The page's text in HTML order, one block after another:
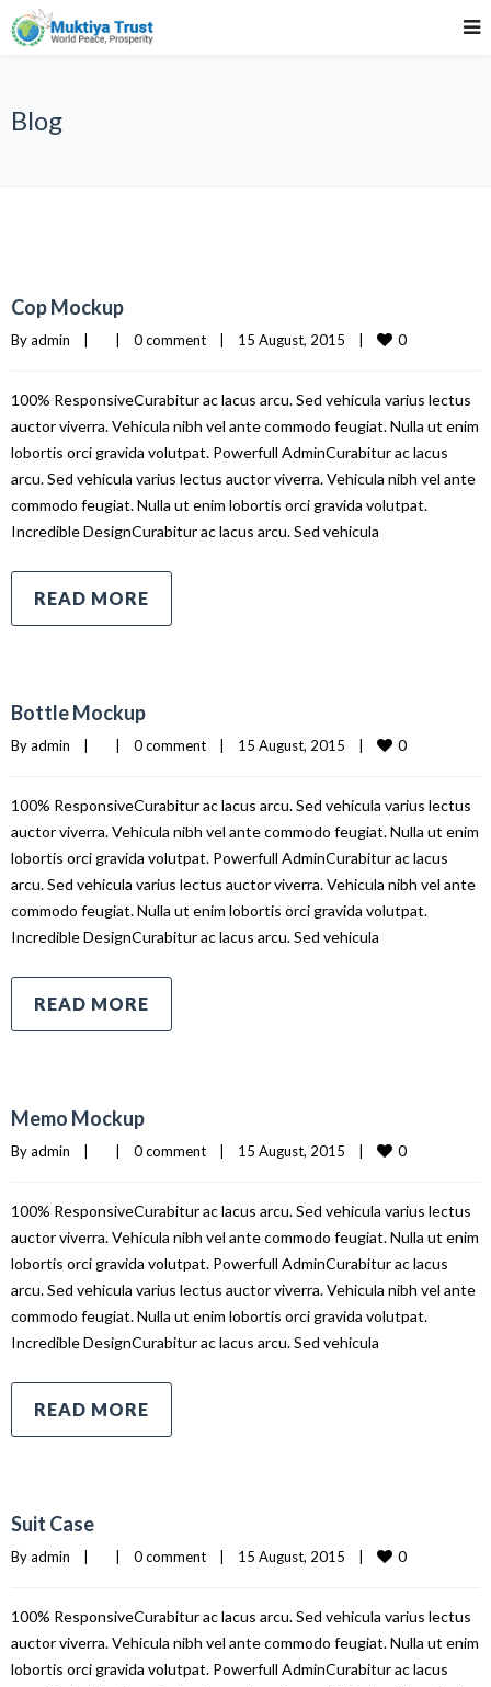
Blog
Cop Mockup
By admin 0 comment 15 August, 2015 0
100% ResponsiveCurabitur ac lacus arcu. Sed vehicula varius lectus
auctor viverra. Vehicula nibh vel ante commodo feugiat. Nulla ut enim
lobortis orci gravida volutpat. Powerfull AdminCurabitur ac lacus
arcu. Sed vehicula varius lectus auctor viverra. Vehicula nibh vel ante
commodo feugiat. Nulla ut enim lobortis orci gravida volutpat.
Incredible DesignCurabitur ac lacus arcu. Sed vehicula
READ MORE
Bottle Mockup
By admin 0 comment 15 August, 2015 0
100% ResponsiveCurabitur ac lacus arcu. Sed vehicula varius lectus
auctor viverra. Vehicula nibh vel ante commodo feugiat. Nulla ut enim
lobortis orci gravida volutpat. Powerfull AdminCurabitur ac lacus
arcu. Sed vehicula varius lectus auctor viverra. Vehicula nibh vel ante
commodo feugiat. Nulla ut enim lobortis orci gravida volutpat.
Incredible DesignCurabitur ac lacus arcu. Sed vehicula
READ MORE
Memo Mockup
By admin 0 comment 15 August, 2015 0
100% ResponsiveCurabitur ac lacus arcu. Sed vehicula varius lectus
auctor viverra. Vehicula nibh vel ante commodo feugiat. Nulla ut enim
lobortis orci gravida volutpat. Powerfull AdminCurabitur ac lacus
arcu. Sed vehicula varius lectus auctor viverra. Vehicula nibh vel ante
commodo feugiat. Nulla ut enim lobortis orci gravida volutpat.
Incredible DesignCurabitur ac lacus arcu. Sed vehicula
READ MORE
Suit Case
By admin 0 comment 15 August, 2015 0
100% ResponsiveCurabitur ac lacus arcu. Sed vehicula varius lectus
auctor viverra. Vehicula nibh vel ante commodo feugiat. Nulla ut enim
lobortis orci gravida volutpat. Powerfull AdminCurabitur ac lacus